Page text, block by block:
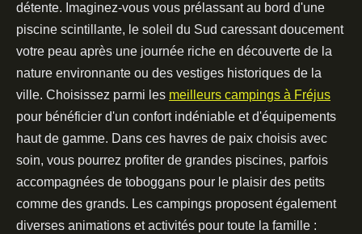
détente. Imaginez-vous vous prélassant au bord d'une
piscine scintillante, le soleil du Sud caressant doucement
votre peau après une journée riche en découverte de la
nature environnante ou des vestiges historiques de la
ville. Choisissez parmi les meilleurs campings à Fréjus
pour bénéficier d'un confort indéniable et d'équipements
haut de gamme. Dans ces havres de paix choisis avec
soin, vous pourrez profiter de grandes piscines, parfois
accompagnées de toboggans pour le plaisir des petits
comme des grands. Les campings proposent également
diverses animations et activités pour toute la famille :